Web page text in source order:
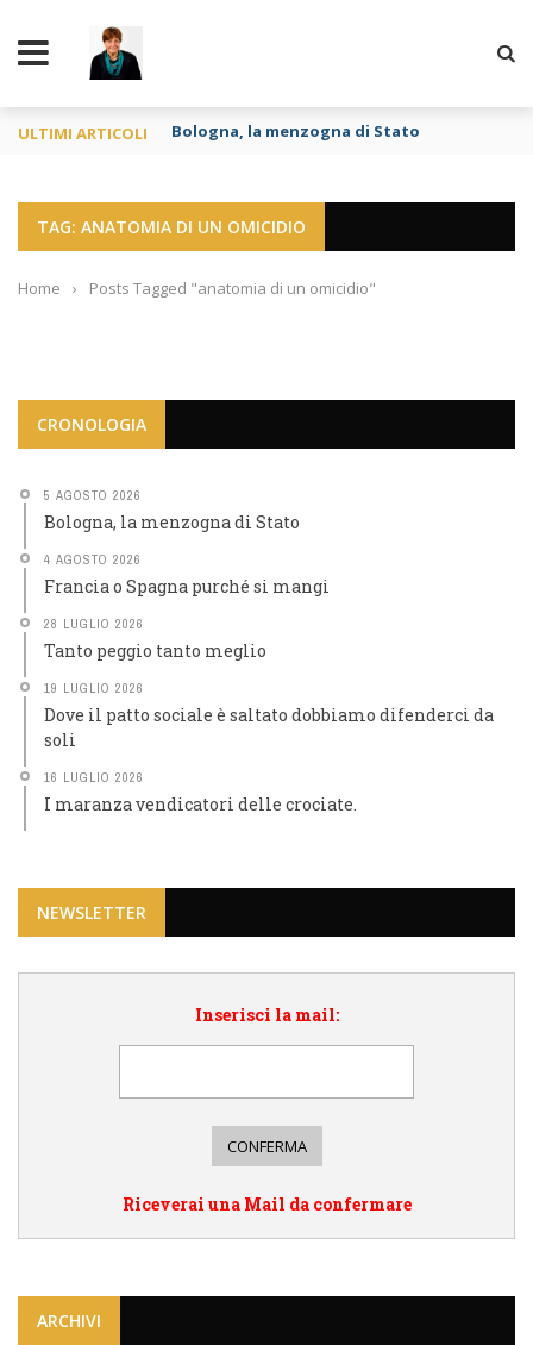
ULTIMI ARTICOLI Bologna, la menzogna di Stato
TAG: ANATOMIA DI UN OMICIDIO
Home › Posts Tagged "anatomia di un omicidio"
CRONOLOGIA
5 AGOSTO 2026
Bologna, la menzogna di Stato
4 AGOSTO 2026
Francia o Spagna purché si mangi
28 LUGLIO 2026
Tanto peggio tanto meglio
19 LUGLIO 2026
Dove il patto sociale è saltato dobbiamo difenderci da
soli
16 LUGLIO 2026
I maranza vendicatori delle crociate.
NEWSLETTER
Inserisci la mail:
Riceverai una Mail da confermare
ARCHIVI